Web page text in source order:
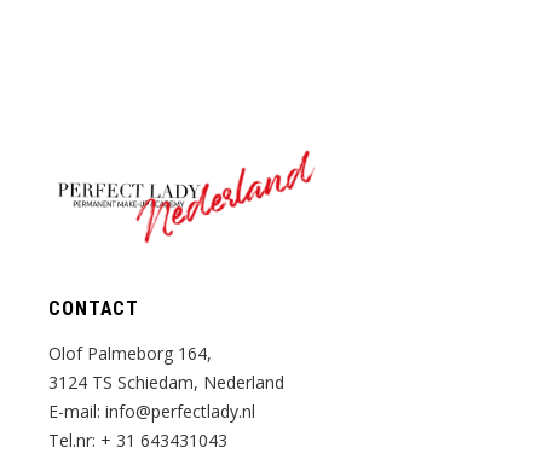
Nederland
CONTACT
Olof Palmeborg 164,
3124 TS Schiedam, Nederland
E-mail:info@perfectlady.nl
Tel.nr: + 31 643431043